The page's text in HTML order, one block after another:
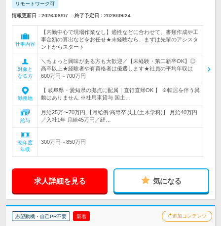
リモートワーク可
情報更新日：2026/08/07 終了予定日：2026/09/24
仕事内容
【内勤中心で現場作業なし】適性などに合わせて、書類作成や工
事金額の算出などをお任せ★未経験なら、まずは先輩のアシスタ
ントからスタート
対象と
なる方
＼ちょっと興味がある方も大歓迎／【未経験・第二新卒OK】◎
高卒以上★経験者や有資格者は優遇します★社員の平均年収は
600万円～700万円
勤務地
【 岐阜県・愛知県の拠点に配属｜直行直帰OK 】 ※転居を伴う異
動はありません ※社用車貸与 国土…
給与
月給25万〜70万円 【月給例:高専卒以上(土木学科)】 月給40万円
／入社1年 月給45万円／経…
初年度
年収
300万円～850万円
求人詳細を見る 気になる
志望動機・自己PR不要 新着 追加コンテンツ